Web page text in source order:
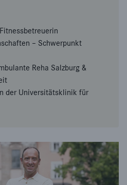
– Schwerpunkt
Reha Salzburg &
der Universitätsklinik für